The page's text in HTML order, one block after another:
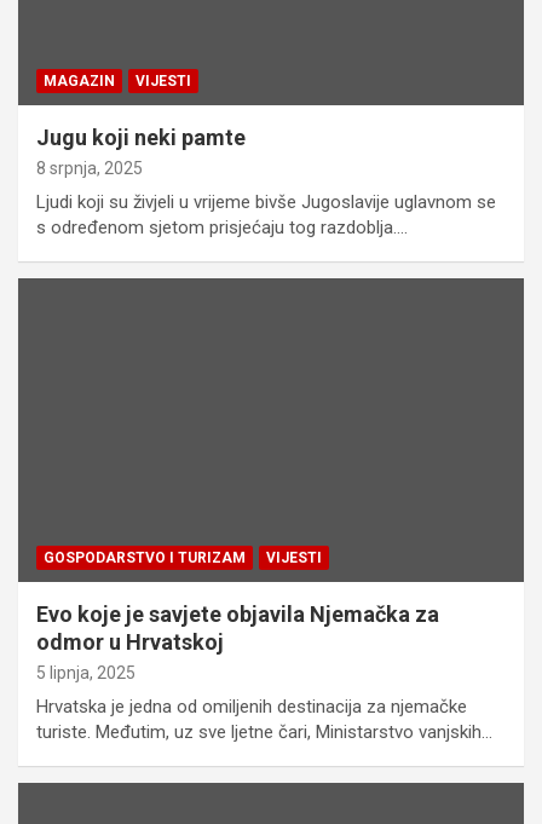
MAGAZIN VIJESTI
Jugu koji neki pamte
8 srpnja, 2025
Ljudi koji su živjeli u vrijeme bivše Jugoslavije uglavnom se
s određenom sjetom prisjećaju tog razdoblja.…
GOSPODARSTVO I TURIZAM VIJESTI
Evo koje je savjete objavila Njemačka za
odmor u Hrvatskoj
5 lipnja, 2025
Hrvatska je jedna od omiljenih destinacija za njemačke
turiste. Međutim, uz sve ljetne čari, Ministarstvo vanjskih…